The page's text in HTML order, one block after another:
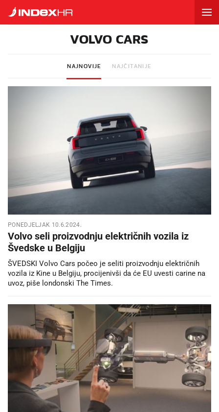
VOLVO CARS
NAJNOVIJE NAJČITANIJE
PONEDJELJAK 10.6.2024.
Volvo seli proizvodnju električnih vozila iz
Švedske u Belgiju
ŠVEDSKI Volvo Cars počeo je seliti proizvodnju električnih
vozila iz Kine u Belgiju, procijenivši da će EU uvesti carine na
uvoz, piše londonski The Times.